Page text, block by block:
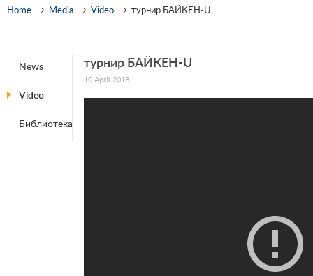
Home → Media → Video → турнир БАЙКЕН-U
News
Video
Библиотека
турнир БАЙКЕН-U
10 April 2018